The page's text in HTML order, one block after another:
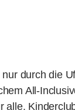
durch die
alle.